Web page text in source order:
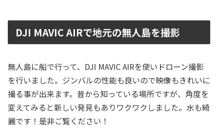
DJI MAVIC AIRで地元の無人島を撮影
無人島に船で行って、DJI MAVIC AIRを使いドローン撮影
を行いました。ジンバルの性能も良いので映像もきれいに
撮る事が出来ます。昔から知っている場所ですが、角度を
変えてみると新しい発見もありワクワクしました。水も綺
麗です！是非ご覧ください！